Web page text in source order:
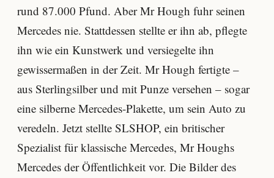
rund 87.000 Pfund. Aber Mr Hough fuhr seinen
Mercedes nie. Stattdessen stellte er ihn ab, pflegte
ihn wie ein Kunstwerk und versiegelte ihn
gewissermaßen in der Zeit. Mr Hough fertigte –
aus Sterlingsilber und mit Punze versehen – sogar
eine silberne Mercedes-Plakette, um sein Auto zu
veredeln. Jetzt stellte SLSHOP, ein britischer
Spezialist für klassische Mercedes, Mr Houghs
Mercedes der Öffentlichkeit vor. Die Bilder des